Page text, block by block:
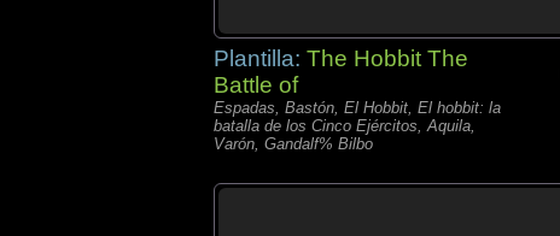
Plantilla: The Hobbit The
Battle of
Espadas, Bastón, El Hobbit, El hobbit: la
batalla de los Cinco Ejércitos, Aquila,
Varón, Gandalf% Bilbo